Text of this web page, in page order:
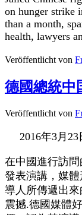
on hunger strike
than a month,
health, lawyers
Veröffentlicht von
德國總統中
Veröffentlicht von
2016年3月23
在中國進行訪
發表演講，媒
導人所傳遞出
震撼.德國媒體